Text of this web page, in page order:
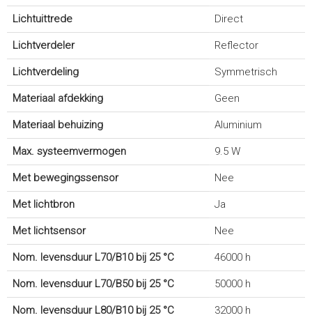
Lichtuittrede Direct
Lichtverdeler Reflector
Lichtverdeling Symmetrisch
Materiaal afdekking Geen
Materiaal behuizing Aluminium
Max. systeemvermogen 9.5 W
Met bewegingssensor Nee
Met lichtbron Ja
Met lichtsensor Nee
Nom. levensduur L70/B10 bij 25 °C 46000 h
Nom. levensduur L70/B50 bij 25 °C 50000 h
Nom. levensduur L80/B10 bij 25 °C 32000 h